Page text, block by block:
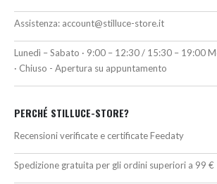
Assistenza: account@stilluce-store.it
Lunedì – Sabato · 9:00 – 12:30 / 15:30 – 19:00
· Chiuso - Apertura su appuntamento
PERCHÉ STILLUCE-STORE?
Recensioni verificate e certificate Feedaty
Spedizione gratuita per gli ordini superiori a 99 €